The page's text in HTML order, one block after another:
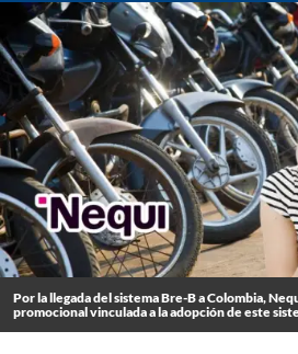
Por la llegada del sistema Bre-B a Colombia,
promocional vinculada a la adopción de este